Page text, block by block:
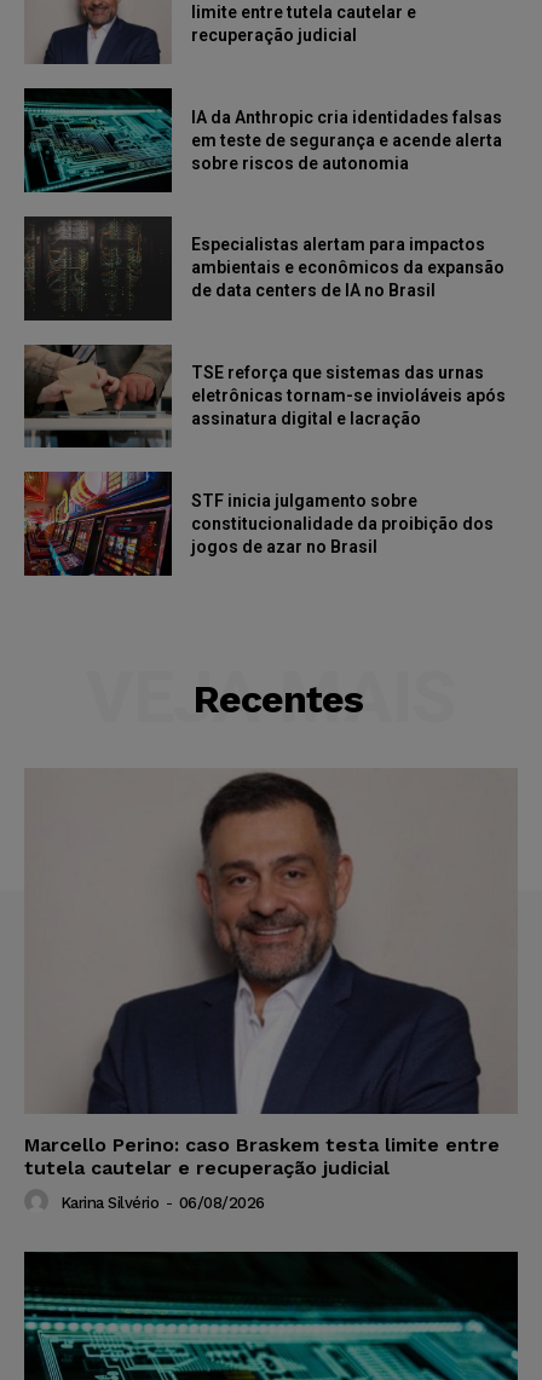
limite entre tutela cautelar e
recuperação judicial
IA da Anthropic cria identidades falsas
em teste de segurança e acende alerta
sobre riscos de autonomia
Especialistas alertam para impactos
ambientais e econômicos da expansão
de data centers de IA no Brasil
TSE reforça que sistemas das urnas
eletrônicas tornam-se invioláveis após
assinatura digital e lacração
STF inicia julgamento sobre
constitucionalidade da proibição dos
jogos de azar no Brasil
Recentes
VEJA MAIS
Marcello Perino: caso Braskem testa limite entre
tutela cautelar e recuperação judicial
Karina Silvério - 06/08/2026